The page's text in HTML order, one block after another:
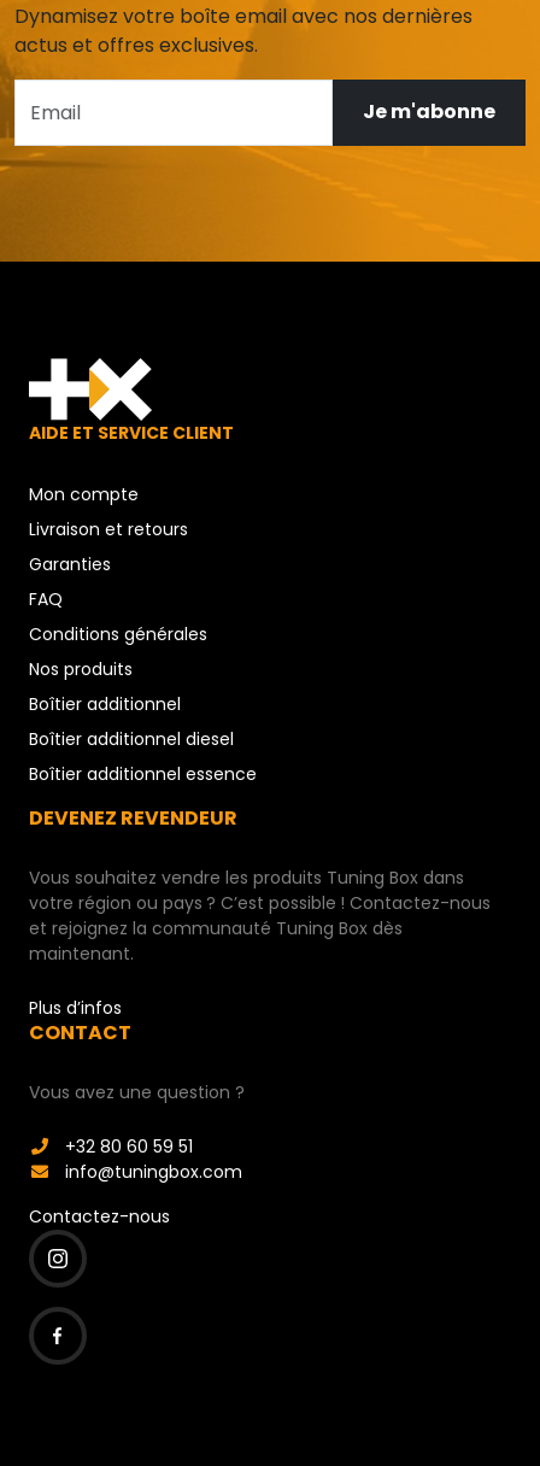
Dynamisez votre boîte email avec nos dernières
actus et offres exclusives.
Je m'abonne
AIDE ET SERVICE CLIENT
Mon compte
Livraison et retours
Garanties
FAQ
Conditions générales
Nos produits
Boîtier additionnel
Boîtier additionnel diesel
Boîtier additionnel essence
DEVENEZ REVENDEUR
Vous souhaitez vendre les produits Tuning Box dans
votre région ou pays ? C’est possible ! Contactez-nous
et rejoignez la communauté Tuning Box dès
maintenant.
Plus d’infos
CONTACT
Vous avez une question ?
+32 80 60 59 51
info@tuningbox.com
Contactez-nous